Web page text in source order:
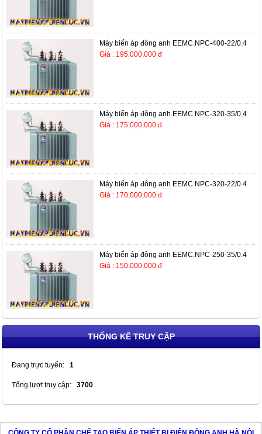
Máy biến áp đông anh EEMC.NPC-400-22/0.4
Giá : 195,000,000 đ
Máy biến áp đông anh EEMC.NPC-320-35/0.4
Giá : 175,000,000 đ
Máy biến áp đông anh EEMC.NPC-320-22/0.4
Giá : 170,000,000 đ
Máy biến áp đông anh EEMC.NPC-250-35/0.4
Giá : 150,000,000 đ
THỐNG KÊ TRUY CẬP
Đang trực tuyến: 1
Tổng lượt truy cập: 3700